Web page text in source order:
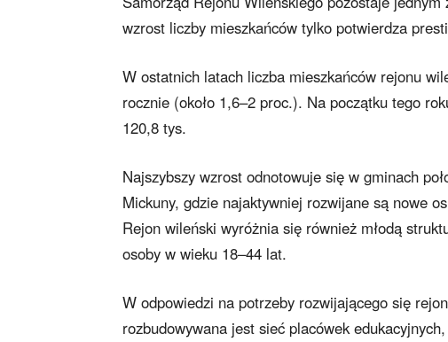
wzrost liczby mieszkańców tylko potwierdza
W ostatnich latach liczba mieszkańców rejonu
rocznie (około 1,6–2 proc.). Na początku tego
120,8 tys.
Najszybszy wzrost odnotowuje się w gminach
Mickuny, gdzie najaktywniej rozwijane są nowe
Rejon wileński wyróżnia się również młodą
osoby w wieku 18–44 lat.
W odpowiedzi na potrzeby rozwijającego się
rozbudowywana jest sieć placówek